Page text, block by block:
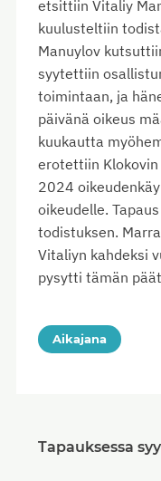
etsittiin Vitaliy
kuulusteltiin
Manuylov
syytettiin
toimintaan, ja
päivänä oikeus
kuukautta
erotettiin Klokovin
2024
oikeudelle.
todistuksen.
Vitaliyn kahdeksi
pysytti tämän
Aikajana
Tapauksessa